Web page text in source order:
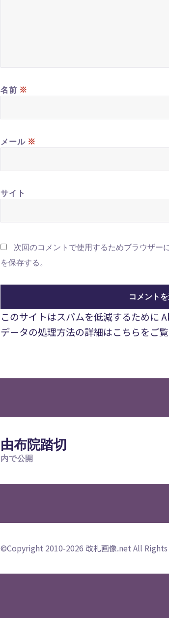
名前 ※
メール ※
サイト
次回のコメントで使用するためブラウザー
を保存する。
このサイトはスパムを低減するために
データの処理方法の詳細はこちらをご
由布院踏切
内で公開
©Copyright 2010-2026 改札画像.net All